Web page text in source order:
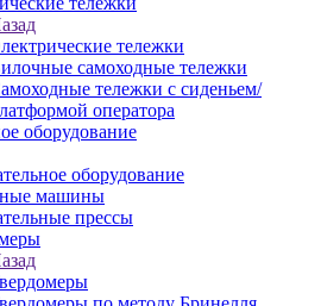
тележки
самоходные тележки
тележки с сиденьем/
оператора
оборудование
оборудование
машины
прессы